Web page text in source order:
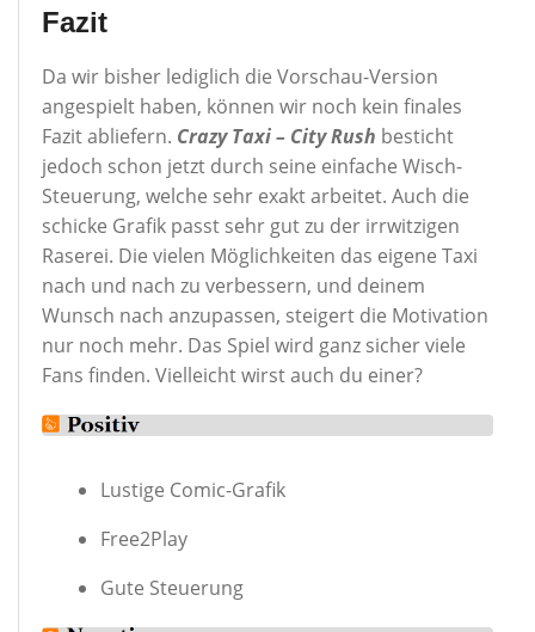
Fazit
Da wir bisher lediglich die Vorschau-Version
angespielt haben, können wir noch kein finales
Fazit abliefern. Crazy Taxi – City Rush besticht
jedoch schon jetzt durch seine einfache Wisch-
Steuerung, welche sehr exakt arbeitet. Auch die
schicke Grafik passt sehr gut zu der irrwitzigen
Raserei. Die vielen Möglichkeiten das eigene Taxi
nach und nach zu verbessern, und deinem
Wunsch nach anzupassen, steigert die Motivation
nur noch mehr. Das Spiel wird ganz sicher viele
Fans finden. Vielleicht wirst auch du einer?
Lustige Comic-Grafik
Free2Play
Gute Steuerung